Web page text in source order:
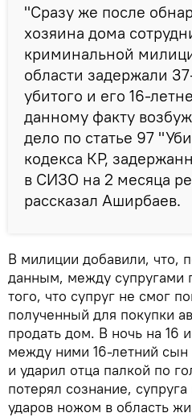
"Сразу же после
хозяина дома
криминальной
области задержали
убитого и его 16-
данному факту
дело по статье 97
кодекса КР,
в СИЗО на 2 месяца
рассказал Аширбаев.
В милиции добавили, что,
данным, между супругами
того, что супруг не смог
полученный для покупки
продать дом. В ночь на 16
между ними 16-летний сын
и ударил отца палкой по
потерял сознание,
ударов ножом в область